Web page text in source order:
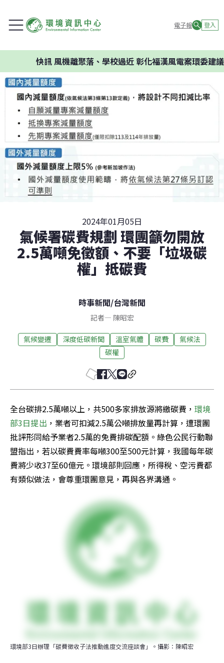
電子報 登入
風機離聚落、學校過近 彰化福漢風電案環委建議不應
2024年01月05日
氣候署碳費規劃 環團籲勿開放
2.5萬噸免徵額、不要「垃圾碳
權」抵碳費
時事新聞/台灣新聞
記者— 陳昭宏
氣候變遷 深度低碳新聞 溫室氣體 碳費
氣候法
碳權
全台碳排2.5萬噸以上，共500多家排放源將繳碳費， 環境
部3日提出 ，業者可扣減2.5萬公噸排放量再計算，遭環團
批評形同給予業者2.5萬的免費排碳配額。綠色公民行動聯
盟指出，若以碳費費率每噸300至500元計算，我國每年碳
費將少收37至60億元。環境部則回應，所得稅、空污費都
有類似做法，會尊重環團意見，再與各界溝通。
環境部3日辦理「碳費徵收子法推動進度交流座談會」。攝影：陳昭宏